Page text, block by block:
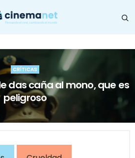
CRÍTICAS
das caña al mono, que es
peligroso